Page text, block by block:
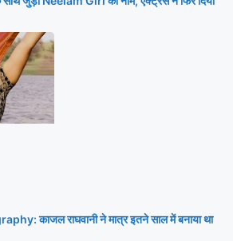
काजल राघवानी ने मात्र इतने साल में बनाया था